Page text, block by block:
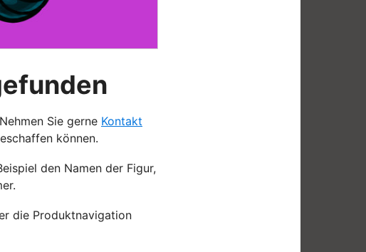
Sie gerne Kontakt
können.
den Namen der Figur,
die Produktnavigation